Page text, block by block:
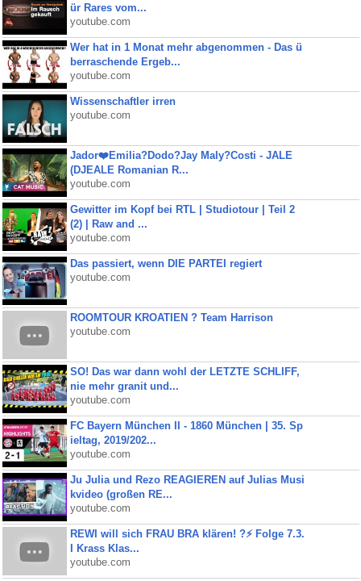
ür Rares vom...
youtube.com
Wer hat in 1 Monat mehr abgenommen - Das ü
berraschende Ergeb...
youtube.com
Wissenschaftler irren
youtube.com
Jador❤️Emilia?Dodo?Jay Maly?Costi - JALE
(DJEALE Romanian R...
youtube.com
Gewitter im Kopf bei RTL | Studiotour | Teil 2
(2) | Raw and ...
youtube.com
Das passiert, wenn DIE PARTEI regiert
youtube.com
ROOMTOUR KROATIEN ? Team Harrison
youtube.com
SO! Das war dann wohl der LETZTE SCHLIFF,
nie mehr granit und...
youtube.com
FC Bayern München II - 1860 München | 35. Sp
ieltag, 2019/202...
youtube.com
Ju Julia und Rezo REAGIEREN auf Julias Musi
kvideo (großen RE...
youtube.com
REWI will sich FRAU BRA klären! ?⚡️ Folge 7.3.
I Krass Klas...
youtube.com